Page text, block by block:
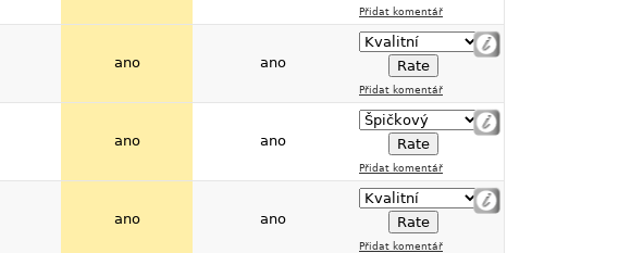
Přidat komentář
ano ano
Přidat komentář
ano ano
Přidat komentář
ano ano
Přidat komentář